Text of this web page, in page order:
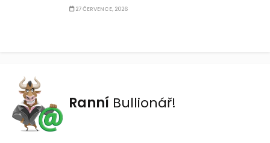
27 ČERVENCE, 2026
Ranní Bullionář!